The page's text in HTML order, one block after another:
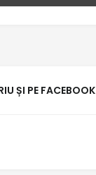
ȘI PE FACEBOOK